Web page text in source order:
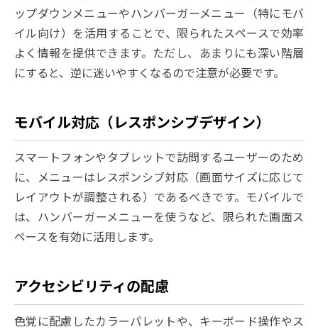
ップダウンメニューやハンバーガーメニュー（特にモバ
イル向け）を活用することで、限られたスペースで効率
よく情報を提供できます。ただし、あまりにも深い階層
にすると、逆に迷いやすくなるので注意が必要です。
モバイル対応（レスポンシブデザイン）
スマートフォンやタブレットで訪問するユーザーのため
に、メニューはレスポンシブ対応（画面サイズに応じて
レイアウトが調整される）であるべきです。モバイルで
は、ハンバーガーメニューを使うなど、限られた画面ス
ペースを有効に活用します。
アクセシビリティの配慮
色覚に配慮したカラーパレットや、キーボード操作やス